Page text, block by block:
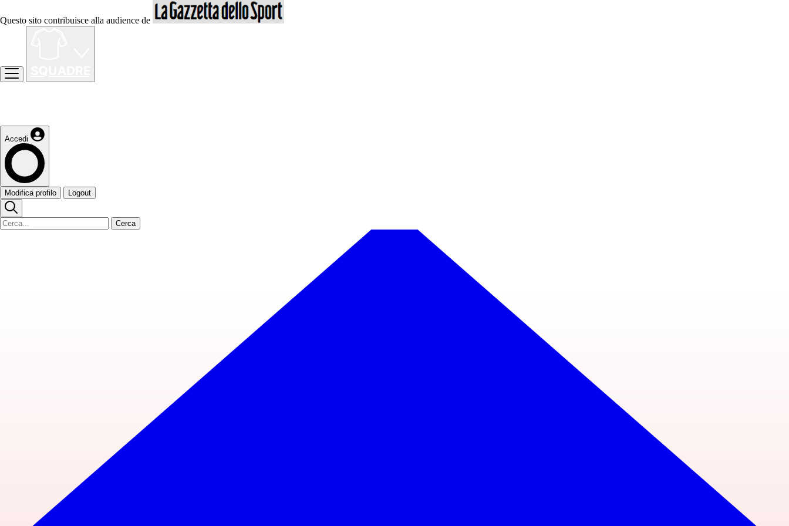
Questo sito contribuisce alla audience de
Accedi
Modifica profilo Logout
Cerca